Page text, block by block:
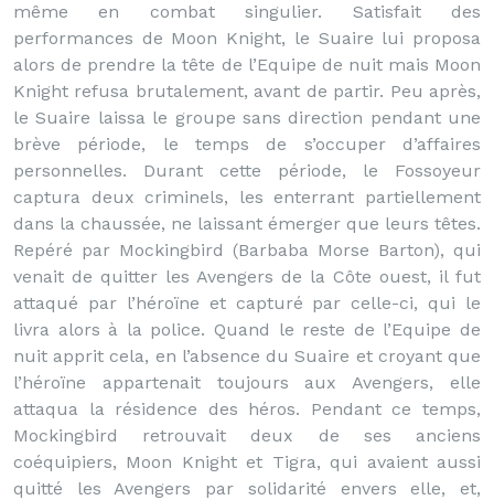
même en combat singulier. Satisfait des
performances de Moon Knight, le Suaire lui proposa
alors de prendre la tête de l’Equipe de nuit mais Moon
Knight refusa brutalement, avant de partir. Peu après,
le Suaire laissa le groupe sans direction pendant une
brève période, le temps de s’occuper d’affaires
personnelles. Durant cette période, le Fossoyeur
captura deux criminels, les enterrant partiellement
dans la chaussée, ne laissant émerger que leurs têtes.
Repéré par Mockingbird (Barbaba Morse Barton), qui
venait de quitter les Avengers de la Côte ouest, il fut
attaqué par l’héroïne et capturé par celle-ci, qui le
livra alors à la police. Quand le reste de l’Equipe de
nuit apprit cela, en l’absence du Suaire et croyant que
l’héroïne appartenait toujours aux Avengers, elle
attaqua la résidence des héros. Pendant ce temps,
Mockingbird retrouvait deux de ses anciens
coéquipiers, Moon Knight et Tigra, qui avaient aussi
quitté les Avengers par solidarité envers elle, et,